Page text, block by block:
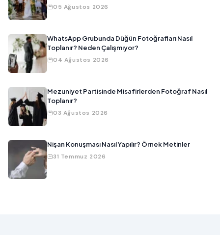
05 Ağustos 2026
WhatsApp Grubunda Düğün Fotoğrafları Nasıl
Toplanır? Neden Çalışmıyor?
04 Ağustos 2026
Mezuniyet Partisinde Misafirlerden Fotoğraf Nasıl
Toplanır?
03 Ağustos 2026
Nişan Konuşması Nasıl Yapılır? Örnek Metinler
31 Temmuz 2026